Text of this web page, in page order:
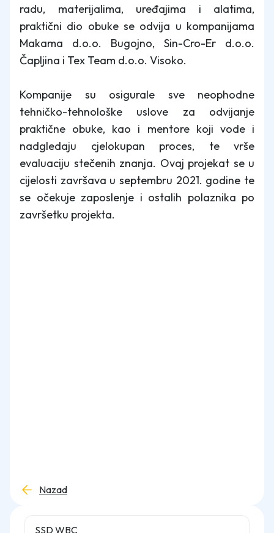
SSD WBC
radu, materijalima, uređajima i alatima,
praktični dio obuke se odvija u kompanijama
Makama d.o.o. Bugojno, Sin-Cro-Er d.o.o.
Čapljina i Tex Team d.o.o. Visoko.
Kompanije su osigurale sve neophodne
tehničko-tehnološke uslove za odvijanje
praktične obuke, kao i mentore koji vode i
nadgledaju cjelokupan proces, te vrše
evaluaciju stečenih znanja. Ovaj projekat se u
cijelosti završava u septembru 2021. godine te
se očekuje zaposlenje i ostalih polaznika po
završetku projekta.
Nazad